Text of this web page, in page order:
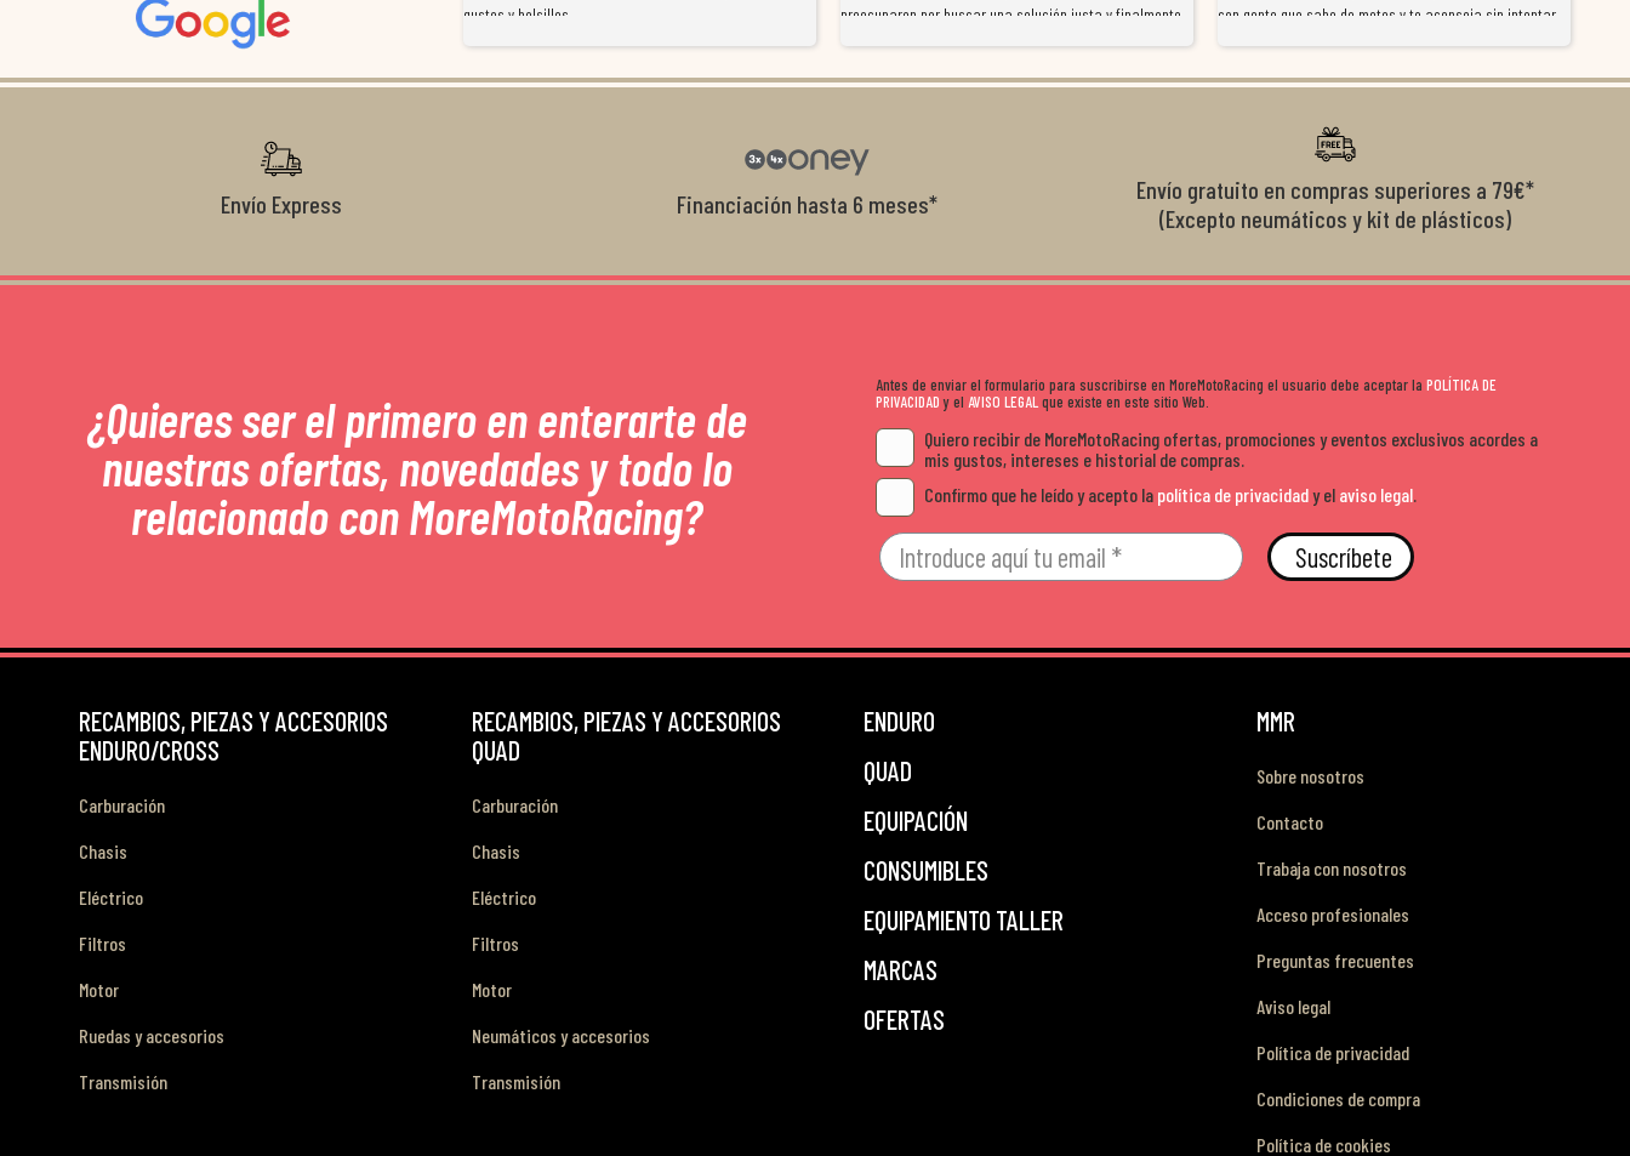
magnífico gestor... atento, amable, un servicio de 10.
Gracias de nuevo por todo!
gustos y bolsillos
preocuparon por buscar una solución justa y finalmente
con el cliente, y me ofrecieron unas condiciones de
con gente que sabe de motos y te aconseja sin intentar
el cliente y que disfrutan lo que hacen. Si te gusta la
sitio. Calidad, rapidez y buen rollo. ??️
años
Envío Express Financiación hasta 6 meses*
Envío gratuito en compras superiores a 79€*
(Excepto neumáticos y kit de plásticos)
¿Quieres ser el primero en enterarte de
nuestras ofertas, novedades y todo lo
relacionado con MoreMotoRacing?
Antes de enviar el formulario para suscribirse en MoreMotoRacing el usuario debe aceptar la POLÍTICA DE
PRIVACIDADy el AVISO LEGALque existe en este sitio Web.
Quiero recibir de MoreMotoRacing ofertas, promociones y eventos exclusivos acordes a
mis gustos, intereses e historial de compras.
Confirmo que he leído y acepto la política de privacidady el aviso legal.
Suscríbete
RECAMBIOS, PIEZAS Y ACCESORIOS
ENDURO/CROSS
Carburación
Chasis
Eléctrico
Filtros
Motor
Ruedas y accesorios
Transmisión
RECAMBIOS, PIEZAS Y ACCESORIOS
QUAD
Carburación
Chasis
Eléctrico
Filtros
Motor
Neumáticos y accesorios
Transmisión
ENDURO
QUAD
EQUIPACIÓN
CONSUMIBLES
EQUIPAMIENTO TALLER
MARCAS
OFERTAS
MMR
Sobre nosotros
Contacto
Trabaja con nosotros
Acceso profesionales
Preguntas frecuentes
Aviso legal
Política de privacidad
Condiciones de compra
Política de cookies